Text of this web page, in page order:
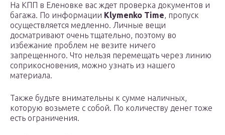
На КПП в Еленовке вас ждет проверка документов и
багажа. По информации Klymenko Time, пропуск
осуществляется медленно. Личные вещи
досматривают очень тщательно, поэтому во
избежание проблем не везите ничего
запрещенного. Что нельзя перемещать через линию
соприкосновения, можно узнать из нашего
материала.
Также будьте внимательны к сумме наличных,
которую возьмете с собой. По количеству денег тоже
есть ограничения.